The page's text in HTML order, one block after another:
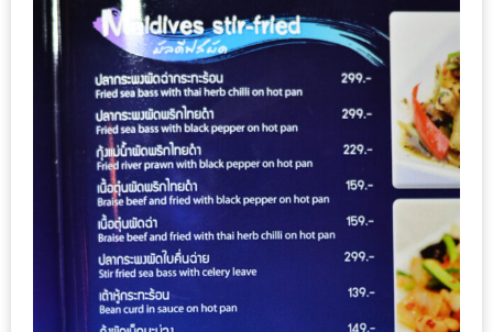
มา
พบ
สินค้า
เรื่อง
บ้าน
คุ้ม
ครบ
จบ
ที่
เดียว
HOMEPRO